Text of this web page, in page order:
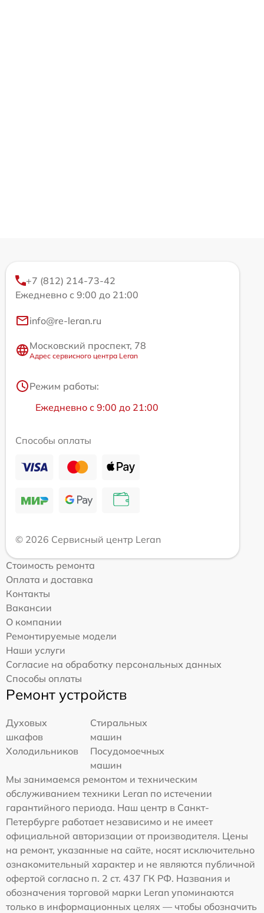
+7 (812) 214-73-42
Ежедневно с 9:00 до 21:00
info@re-leran.ru
Московский проспект, 78
Адрес сервисного центра Leran
Режим работы:
Ежедневно с 9:00 до 21:00
Способы оплаты
© 2026 Сервисный центр Leran
Стоимость ремонта
Оплата и доставка
Контакты
Вакансии
О компании
Ремонтируемые модели
Наши услуги
Согласие на обработку персональных данных
Способы оплаты
Ремонт устройств
Духовых
шкафов
Стиральных
машин
Холодильников
Посудомоечных
машин
Мы занимаемся ремонтом и техническим
обслуживанием техники Leran по истечении
гарантийного периода. Наш центр в Санкт-
Петербурге работает независимо и не имеет
официальной авторизации от производителя. Цены
на ремонт, указанные на сайте, носят исключительно
ознакомительный характер и не являются публичной
офертой согласно п. 2 ст. 437 ГК РФ. Названия и
обозначения торговой марки Leran упоминаются
только в информационных целях — чтобы обозначить